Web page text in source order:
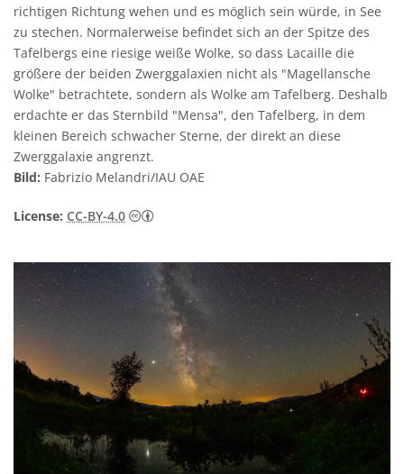
richtigen Richtung wehen und es möglich sein würde, in See
zu stechen. Normalerweise befindet sich an der Spitze des
Tafelbergs eine riesige weiße Wolke, so dass Lacaille die
größere der beiden Zwerggalaxien nicht als "Magellansche
Wolke" betrachtete, sondern als Wolke am Tafelberg. Deshalb
erdachte er das Sternbild "Mensa", den Tafelberg, in dem
kleinen Bereich schwacher Sterne, der direkt an diese
Zwerggalaxie angrenzt.
Bild: Fabrizio Melandri/IAU OAE
License: CC-BY-4.0 Creative Commons Namensnennung 4.0